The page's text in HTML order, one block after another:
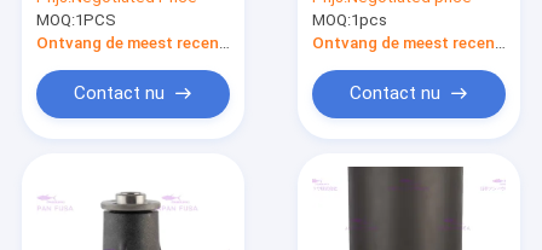
MOQ:1PCS
Ontvang de meest recente Prijs
Contact nu
Motorj08e Cilinder
MOQ:1pcs
Ontvang de meest recente Prijs
Contact nu